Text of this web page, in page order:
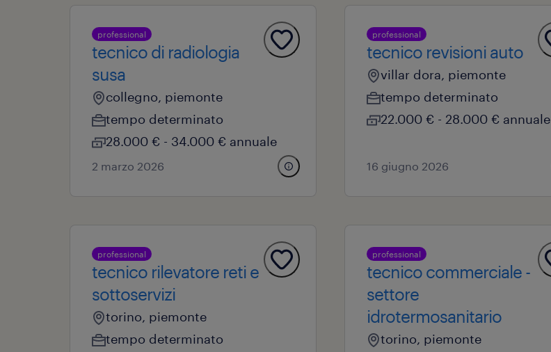
professional
tecnico di radiologia
susa
collegno, piemonte
tempo determinato
28.000 € - 34.000 € annuale
2 marzo 2026
professional
tecnico revisioni auto
villar dora, piemonte
tempo determinato
22.000 € - 28.000 € annuale
16 giugno 2026
professional
tecnico rilevatore reti e
sottoservizi
torino, piemonte
tempo determinato
professional
tecnico commerciale -
settore
idrotermosanitario
torino, piemonte